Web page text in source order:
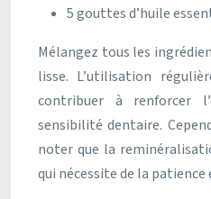
5 gouttes d’huile
Mélangez tous les
lisse. L’utilisation
contribuer à renforcer
sensibilité dentaire.
noter que la
qui nécessite de la patience